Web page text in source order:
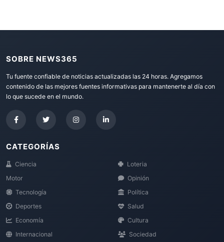
SOBRE NEWS365
Tu fuente confiable de noticias actualizadas las 24 horas. Agregamos
contenido de las mejores fuentes informativas para mantenerte al día con
lo que sucede en el mundo.
CATEGORÍAS
Ciencia
Motor
Tecnología
Deportes
Economía
Internacional
Loteria
Opinión
Política
Salud
Cultura
Sociedad